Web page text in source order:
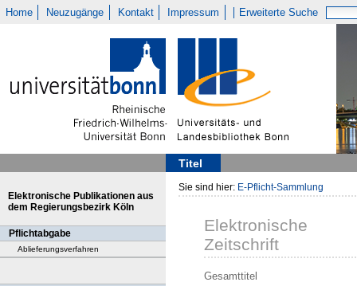
Home Neuzugänge Kontakt Impressum Erweiterte Suche
Titel
Elektronische Publikationen aus
dem Regierungsbezirk Köln
Pflichtabgabe
Ablieferungsverfahren
Sie sind hier: E-Pflicht-Sammlung
Elektronische
Zeitschrift
Gesamttitel